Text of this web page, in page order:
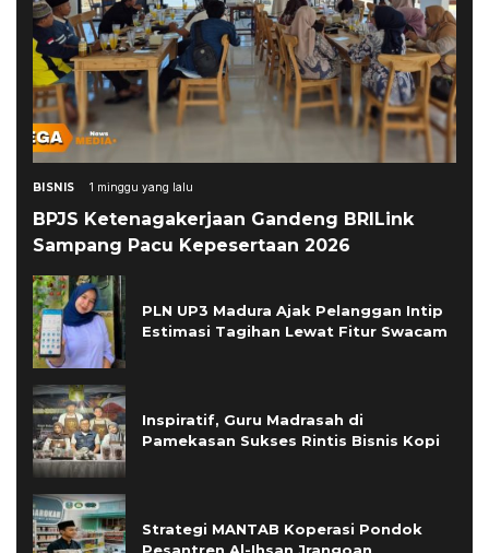
BISNIS 1 minggu yang lalu
BPJS Ketenagakerjaan Gandeng BRILink
Sampang Pacu Kepesertaan 2026
PLN UP3 Madura Ajak Pelanggan Intip
Estimasi Tagihan Lewat Fitur Swacam
Inspiratif, Guru Madrasah di
Pamekasan Sukses Rintis Bisnis Kopi
Strategi MANTAB Koperasi Pondok